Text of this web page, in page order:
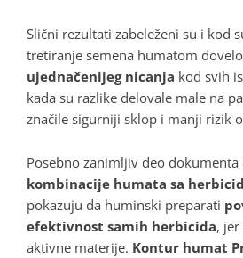
Slični rezultati zabeleženi su i kod
tretiranje semena humatom
ujednačenijeg nicanja kod svih
kada su razlike delovale male na
značile sigurniji sklop i manji rizik
Posebno zanimljiv deo dokumenta
kombinacije humata sa
pokazuju da huminski preparati
efektivnost samih herbicida,
aktivne materije. Kontur humat